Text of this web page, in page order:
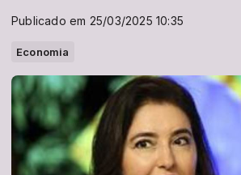
Publicado em 25/03/2025 10:35
Economia